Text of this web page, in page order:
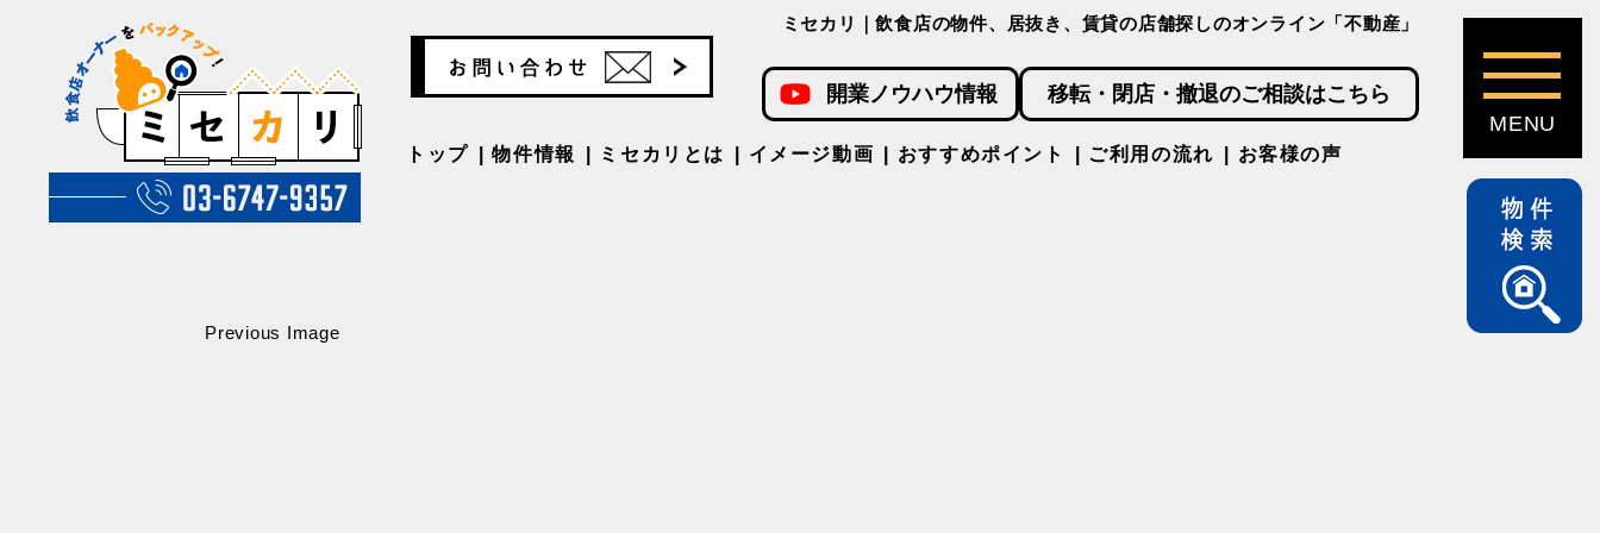
ミセカリ｜飲食店の物件、居抜き、賃貸の店舗探しのオンライン「不動産」
開業ノウハウ情報 移転・閉店・撤退のご相談はこちら
トップ 物件情報 ミセカリとは イメージ動画 おすすめポイント ご利用の流れ お客様の声
Previous Image